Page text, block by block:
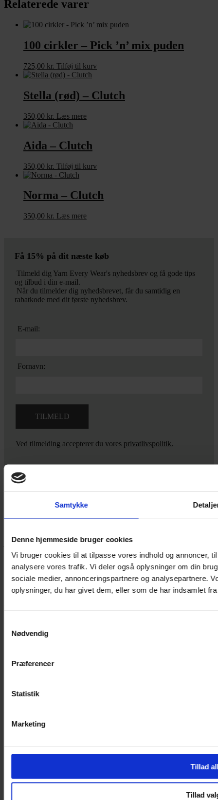
Samtykke
Denne hjemmeside bruger cookies
Vi bruger cookies til at tilpasse vores indhold og annoncer,
analysere vores trafik. Vi deler også oplysninger om din
sociale medier, annonceringspartnere og analysepartnere.
oplysninger, du har givet dem, eller som de har indsamlet
Nødvendig
Præferencer
Statistik
Marketing
Tillad
Tillad
Relaterede varer
100 cirkler – Pick ’n’ mix puden
725,00 kr. Tilføj til kurv
Stella (rød) – Clutch
350,00 kr. Læs mere
Aida – Clutch
350,00 kr. Tilføj til kurv
Norma – Clutch
350,00 kr. Læs mere
Få 15% på dit næste køb
Tilmeld dig Yarn Every Wear's nyhedsbrev og få gode tips
og tilbud i din e-mail.
Når du tilmelder dig nyhedsbrevet, får du samtidig en
rabatkode med dit første nyhedsbrev.
E-mail:
Fornavn:
Ved tilmelding accepterer du vores privatlivspolitik.
jeg dig på vej.
Vestergade 12 6270, Tønder
60 51 96 50
post@yarneverywear.dk
CVR 43041649
Cookiepolitik